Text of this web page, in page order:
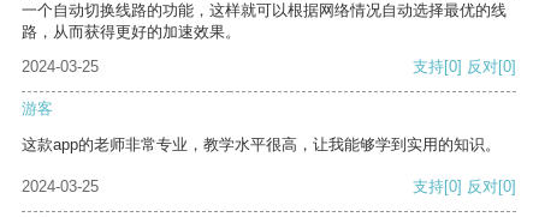
一个自动切换线路的功能，这样就可以根据网络情况自动选择最优的线
路，从而获得更好的加速效果。
2024-03-25
支持[0] 反对[0]
游客
这款app的老师非常专业，教学水平很高，让我能够学到实用的知识。
2024-03-25 支持[0] 反对[0]